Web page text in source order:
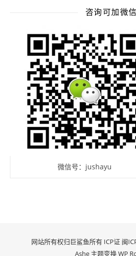
咨询可加微信
微信号：jushayu
网站所有权归巨鲨鱼所有 ICP证 闽
Ashe 主题变换WP